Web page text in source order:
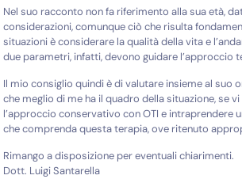
Nel suo racconto non fa riferimento alla sua età,
considerazioni, comunque ciò che risulta
situazioni è considerare la qualità della vita e
due parametri, infatti, devono guidare l’approccio
Il mio consiglio quindi è di valutare insieme al suo
che meglio di me ha il quadro della situazione, se
l’approccio conservativo con OTI e intraprendere
che comprenda questa terapia, ove ritenuto
Rimango a disposizione per eventuali chiarimenti.
Dott. Luigi Santarella